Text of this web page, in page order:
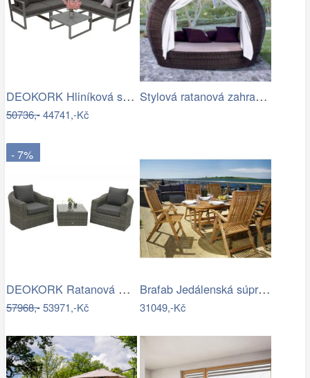
DEOKORK Hliníková sestava pro 5 osob…
50736,-44741,-Kč
Stylová ratanová zahradní postel se…
- 7%
DEOKORK Ratanová modulová sestava…
57968,-53971,-Kč
Brafab Jedálenská súprava EVERTON Mdum
31049,-Kč